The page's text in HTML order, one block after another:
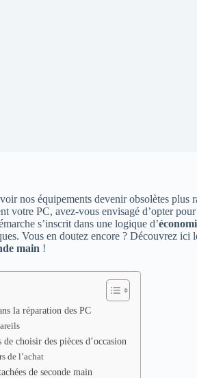
nos équipements devenir obsolètes plus
votre PC, avez-vous envisagé d’opter pour
s’inscrit dans une logique d’
Vous en doutez encore ? Découvrez ici
main !
la réparation des PC
choisir des pièces d’occasion
de l’achat
de seconde main